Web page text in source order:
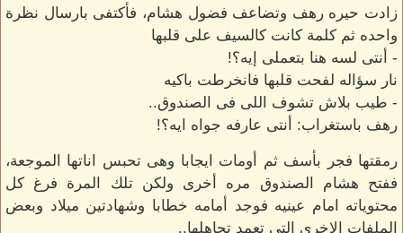
زادت حيره رهف وتضاعف فضول هشام، فأكتفى بارسال نظرة
واحده ثم كلمة كانت كالسيف على قلبها
- أنتى لسه هنا بتعملى إيه؟!
نار سؤاله لفحت قلبها فانخرطت باكيه
- طيب بلاش تشوف اللى فى الصندوق..
رهف باستغراب: أنتى عارفه جواه ايه؟!
رمقتها فجر بأسف ثم أومات ايجابا وهى تحبس اناتها الموجعة،
ففتح هشام الصندوق مره أخرى ولكن تلك المرة فرغ كل
محتوياته امام عينيه فوجد أمامه خطابا وشهادتين ميلاد وبعض
الملفات الاخرى التى تعمد تجاهلها..